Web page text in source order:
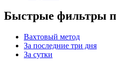
Быстрые фильтры
Вахтовый метод
За последние три дня
За сутки